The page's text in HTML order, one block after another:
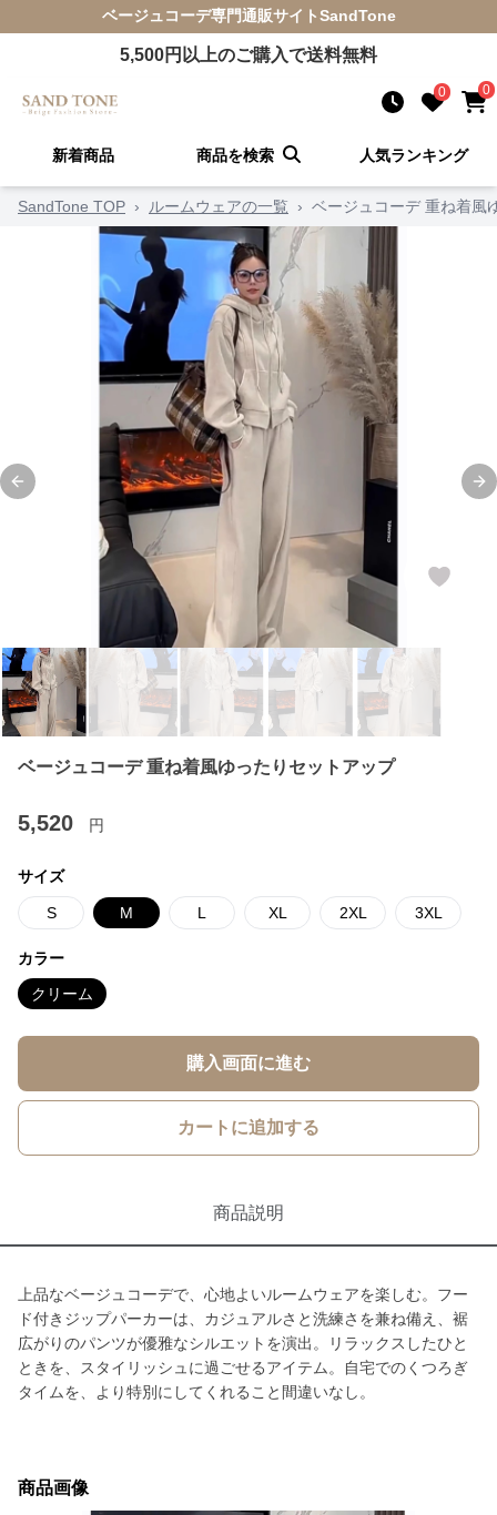
ベージュコーデ専門通販サイトSandTone
5,500円以上のご購入で送料無料
0 0
新着商品 商品を検索 人気ランキング
SandTone TOP › ルームウェアの一覧 › ベージュコーデ 重ね着風
Previous slide
ベージュコーデ 重ね着風ゆったりセットアップ
5,520 円
サイズ
S M L XL 2XL 3XL
カラー
クリーム
購入画面に進む
カートに追加する
商品説明
上品なベージュコーデで、心地よいルームウェアを楽しむ。フー
ド付きジップパーカーは、カジュアルさと洗練さを兼ね備え、裾
広がりのパンツが優雅なシルエットを演出。リラックスしたひと
ときを、スタイリッシュに過ごせるアイテム。自宅でのくつろぎ
タイムを、より特別にしてくれること間違いなし。
商品画像